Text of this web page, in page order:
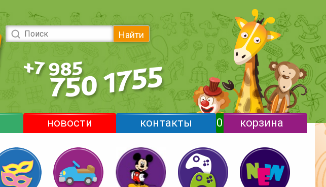
Найти
новости контакты 0 корзина